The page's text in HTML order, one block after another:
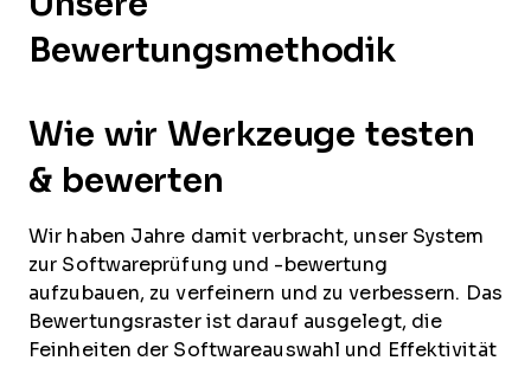
Bewertungsmethodik
Wie wir Werkzeuge testen
& bewerten
Wir haben Jahre damit verbracht, unser System
zur Softwareprüfung und -bewertung
aufzubauen, zu verfeinern und zu verbessern. Das
Bewertungsraster ist darauf ausgelegt, die
Feinheiten der Softwareauswahl und Effektivität